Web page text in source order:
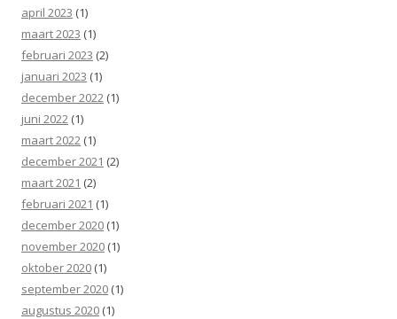
april 2023 (1)
maart 2023 (1)
februari 2023 (2)
januari 2023 (1)
december 2022 (1)
juni 2022 (1)
maart 2022 (1)
december 2021 (2)
maart 2021 (2)
februari 2021 (1)
december 2020 (1)
november 2020 (1)
oktober 2020 (1)
september 2020 (1)
augustus 2020 (1)